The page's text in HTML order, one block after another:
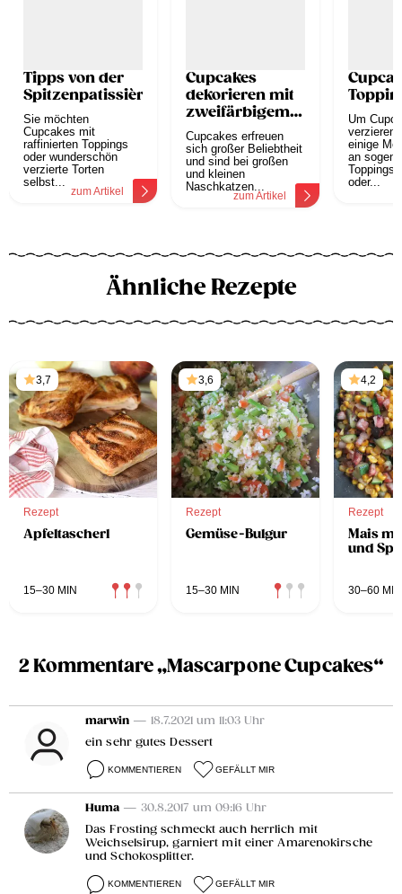
Tipps von der
Spitzenpatissière
Sie möchten
Cupcakes mit
raffinierten Toppings
oder wunderschön
verzierte Torten
selbst...
zum Artikel
Cupcakes
dekorieren mit
zweifärbigem
Topping
Cupcakes erfreuen
sich großer Beliebtheit
und sind bei großen
und kleinen
Naschkatzen...
zum Artikel
Um
verzieren
einige
an
oder...
Ähnliche Rezepte
3,7
Rezept
Apfeltascherl
15–30 MIN
3,6
Rezept
Gemüse-Bulgur
15–30 MIN
4,2
Rezept
Mais
und
30–60 MIN
2 Kommentare „Mascarpone Cupcakes“
marwin — 18.7.2021 um 11:03 Uhr
ein sehr gutes Dessert
KOMMENTIEREN GEFÄLLT MIR
Huma — 30.8.2017 um 09:16 Uhr
Das Frosting schmeckt auch herrlich mit
Weichselsirup, garniert mit einer Amarenokirsche
und Schokosplitter.
KOMMENTIEREN GEFÄLLT MIR